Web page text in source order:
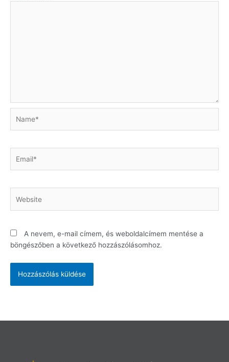
A nevem, e-mail címem, és weboldalcímem mentése a
böngészőben a következő hozzászólásomhoz.